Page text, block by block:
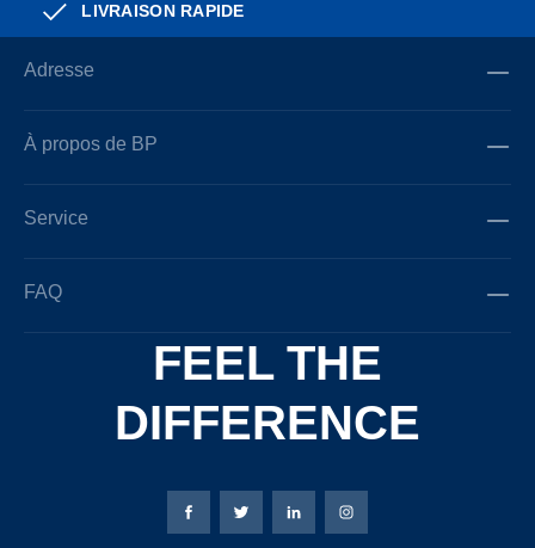
LIVRAISON RAPIDE
Adresse
À propos de BP
Service
FAQ
FEEL THE
DIFFERENCE
Page Facebook de Bierbaum-Proenen
Page X de Bierbaum-Proenen
Page LinkedIn de
Page Instagram de